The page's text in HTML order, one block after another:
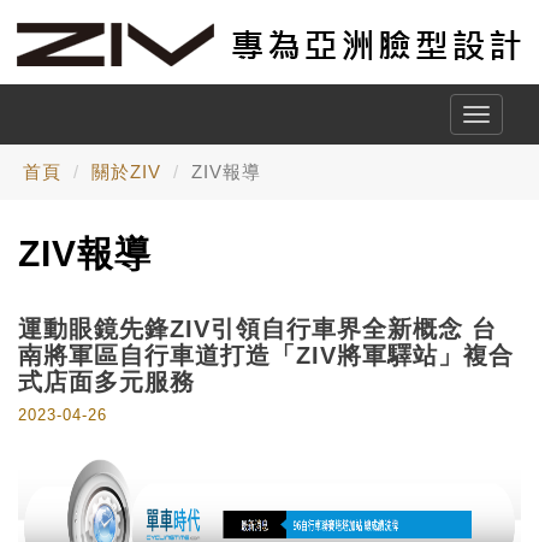
Toggle
首頁 關於ZIV ZIV報導
ZIV報導
運動眼鏡先鋒ZIV引領自行車界全新概念 台
南將軍區自行車道打造「ZIV將軍驛站」複合
式店面多元服務
2023-04-26